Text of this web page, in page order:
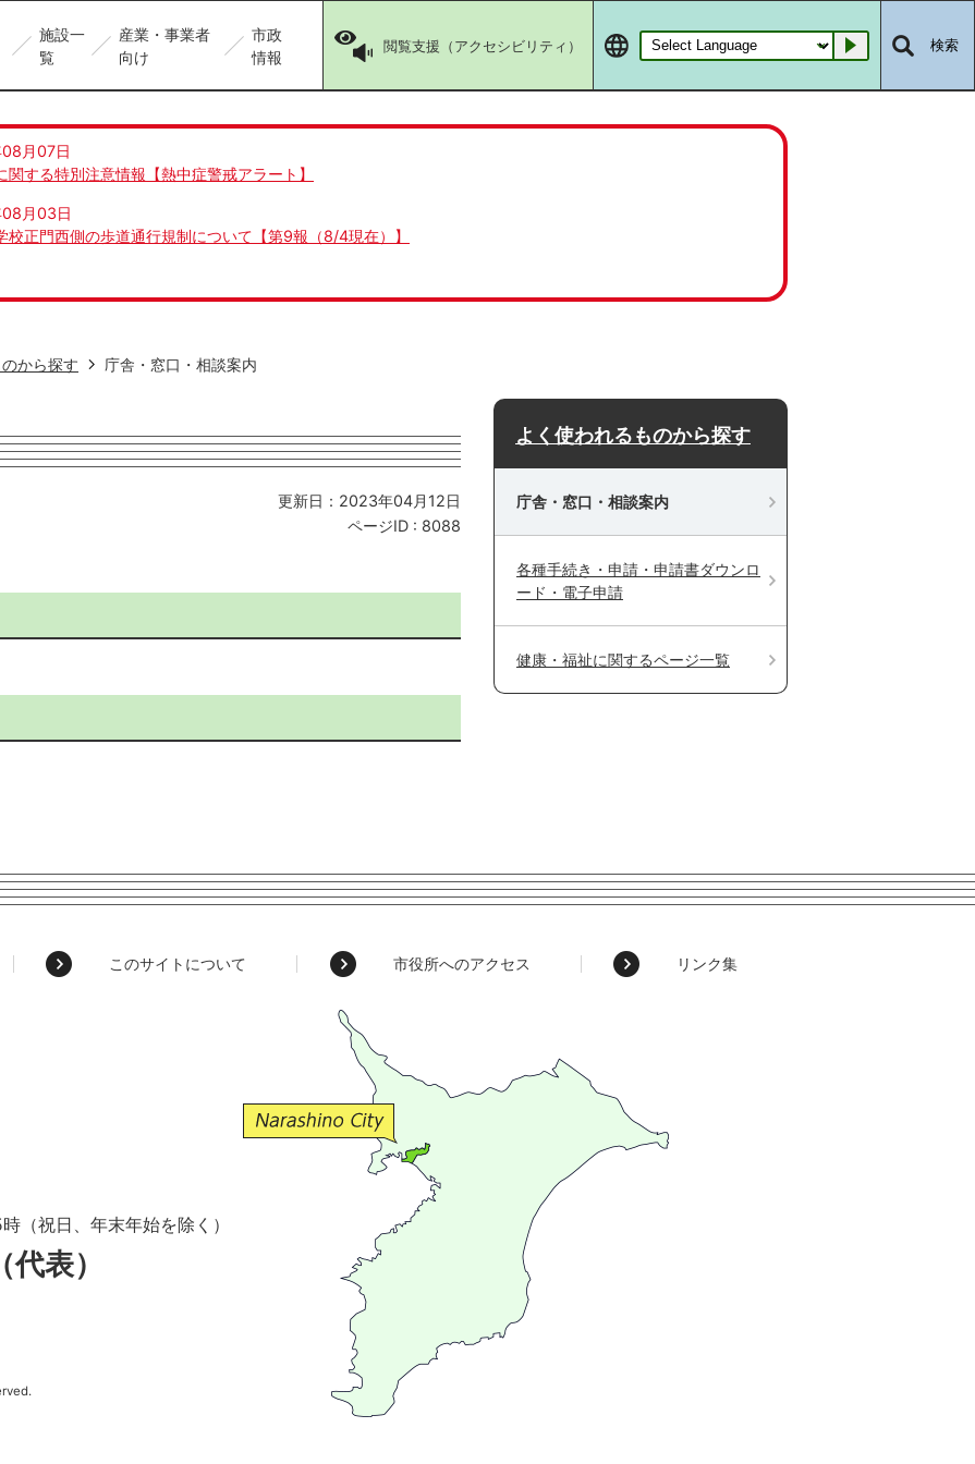
施設一
覧
産業・事業者
向け
市政
情報
閲覧支援（アクセシビリティ） Go 検索
月07日
関する特別注意情報【熱中症警戒アラート】
月03日
校正門西側の歩道通行規制について【第9報（8/4現在）】
から探す 庁舎・窓口・相談案内
更新日：2023年04月12日
ページID : 8088
よく使われるものから探す
庁舎・窓口・相談案内
各種手続き・申請・申請書ダウンロ
ード・電子申請
健康・福祉に関するページ一覧
このサイトについて 市役所へのアクセス リンク集
（祝日、年末年始を除く）
表）